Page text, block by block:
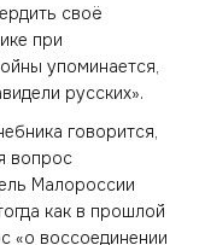
своё
при
упоминается,
русских».
говорится,
вопрос
Малороссии
как в прошлой
«о воссоединении